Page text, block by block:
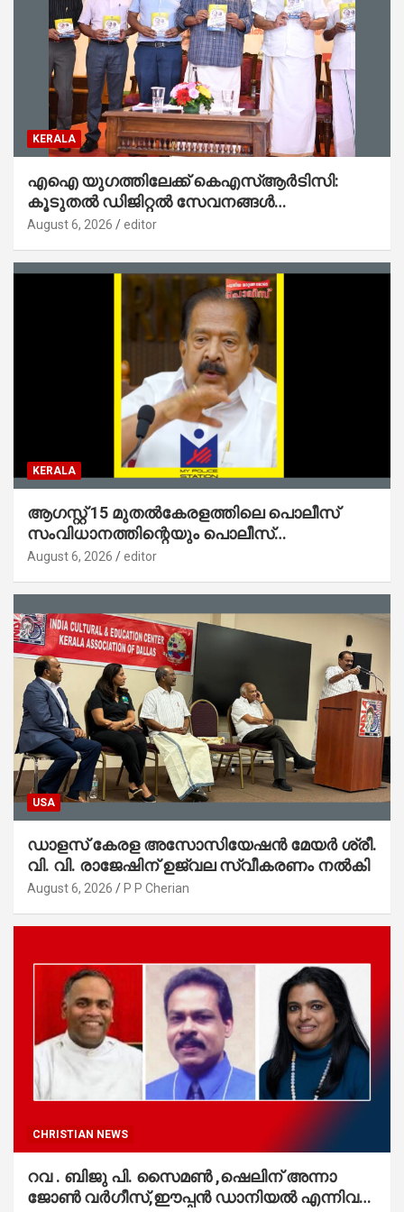
KERALA
എഐ യുഗത്തിലേക്ക് കെഎസ്ആർടിസി:
കൂടുതൽ ഡിജിറ്റൽ സേവനങ്ങൾ
ജനങ്ങളിലേക്കെത്തിക്കും – മന്ത്രി സി പി
August 6, 2026 editor
KERALA
ആഗസ്റ്റ് 15 മുതല്‍കേരളത്തിലെ പൊലീസ്
സംവിധാനത്തിന്റെയും പൊലീസ്
സ്റ്റേഷനുകളുടെയും മുഖഛായ മാറുകയാണ് :
August 6, 2026 editor
USA
ഡാളസ് കേരള അസോസിയേഷൻ മേയർ ശ്രീ.
വി. വി. രാജേഷിന് ഉജ്വല സ്വീകരണം നൽകി
August 6, 2026 P P Cherian
CHRISTIAN NEWS
റവ . ബിജു പി. സൈമൺ ,ഷെലിന് അന്നാ
ജോൺ വർഗീസ്,ഈപ്പൻ ഡാനിയൽ എന്നിവർ